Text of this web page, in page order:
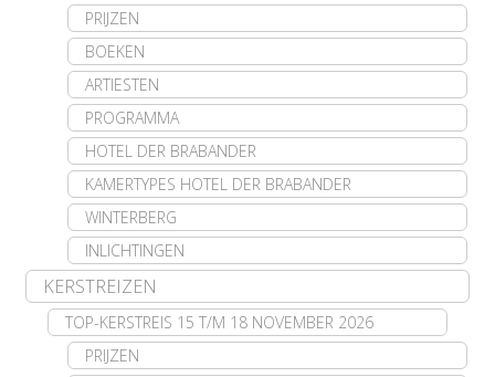
PRIJZEN
BOEKEN
ARTIESTEN
PROGRAMMA
HOTEL DER BRABANDER
KAMERTYPES HOTEL DER BRABANDER
WINTERBERG
INLICHTINGEN
KERSTREIZEN
TOP-KERSTREIS 15 T/M 18 NOVEMBER 2026
PRIJZEN